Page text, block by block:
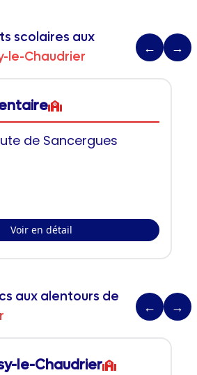
scolaires aux
le-Chaudrier
← →
de Sancergues
Voir en détail
aux alentours de
← →
le-Chaudrier